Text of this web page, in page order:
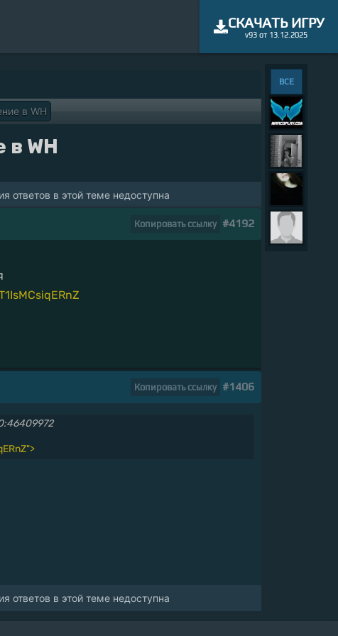
СКАЧАТЬ ИГРУ
v93 от 13.12.2025
в WH
WH
ответов в этой теме недоступна
Копировать ссылку #4192
Копировать ссылку #1406
ответов в этой теме недоступна
ВСЕ